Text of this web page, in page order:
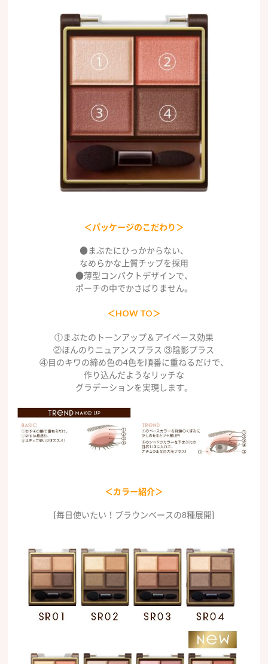
＜パッケージのこだわり＞
●まぶたにひっかからない、
なめらかな上質チップを採用
●薄型コンパクトデザインで、
ポーチの中でかさばりません。
＜HOW TO＞
①まぶたのトーンアップ＆アイベース効果
②ほんのりニュアンスプラス ③陰影プラス
④目のキワの締め色の4色を順番に重ねるだけで、
作り込んだようなリッチな
グラデーションを実現します。
＜カラー紹介＞
[毎日使いたい！ブラウンベースの8種展開]